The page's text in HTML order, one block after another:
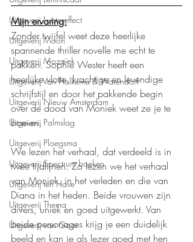
Uitgeverij Luistereffect
Uitgeverij Moon
Uitgeverij Mozaïek
Uitgeverij Van Holkema & Warendorf
Uitgeverij Nieuw Amsterdam
Uitgeverij Palmslag
Uitgeverij Ploegsma
Uitgeverij Spectrum boeken
Uitgeverij ten Have
Uitgeverij Thema
Uitgeverij van Goor
Mijn ervaring:
Zonder twijfel weet deze heerlijke
spannende thriller novelle me echt te
pakken. Sophie Wester heeft een
heerlijke vlotte, krachtige en levendige
schrijfstijl en door het pakkende begin
over de dood van Moniek weet ze je te
boeien.
We lezen het verhaal, dat verdeeld is in
twee tijdlijnen. Zo lezen we het verhaal
van Moniek, in het verleden en die van
Diana in het heden. Beide vrouwen zijn
divers, uniek en goed uitgewerkt. Van
beide personages krijg je een duidelijk
beeld en kan je als lezer goed met hen